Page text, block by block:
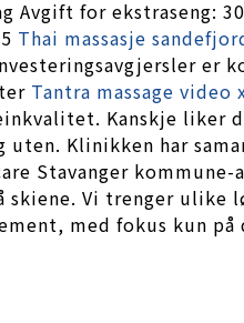
for ekstraseng:
Thai massasje
er
Tantra massage video
Kanskje
Klinikken har
Stavanger
Vi trenger ulike
med fokus kun